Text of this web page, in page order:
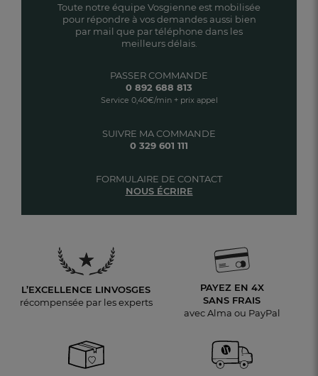
Toute notre équipe Vosgienne est mobilisée
pour répondre à vos demandes aussi bien
par mail que par téléphone dans les
meilleurs délais.
SUIVRE MA COMMANDE
0 329 601 111
PASSER COMMANDE
0 892 688 813
Service 0,40€/min + prix appel
FORMULAIRE DE CONTACT
NOUS ÉCRIRE
L’EXCELLENCE LINVOSGES
récompensée par les experts
PAYEZ EN 4X
SANS FRAIS
avec Alma ou PayPal